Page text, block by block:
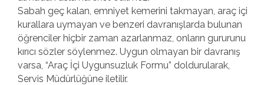
Sabah geç kalan, emniyet kemerini takmayan, araç içi
kurallara uymayan ve benzeri davranışlarda bulunan
öğrenciler hiçbir zaman azarlanmaz, onların gururunu
kırıcı sözler söylenmez. Uygun olmayan bir davranış
varsa, “Araç İçi Uygunsuzluk Formu” doldurularak,
Servis Müdürlüğüne iletilir.